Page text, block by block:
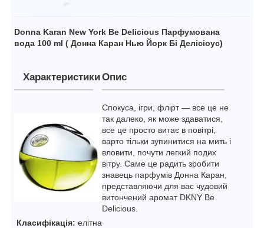
Donna Karan New York Be Delicious Парфумована
вода 100 ml ( Донна Каран Нью Йорк Бі Делісіоус)
Характеристики
Класифікація: елітна
Опис
Спокуса, ігри, флірт — все це не
так далеко, як може здаватися,
все це просто витає в повітрі,
варто тільки зупинитися на мить і
вловити, почути легкий подих
вітру. Саме це радить зробити
знавець парфумів Донна Каран,
представляючи для вас чудовий
витончений аромат DKNY Be
Delicious.